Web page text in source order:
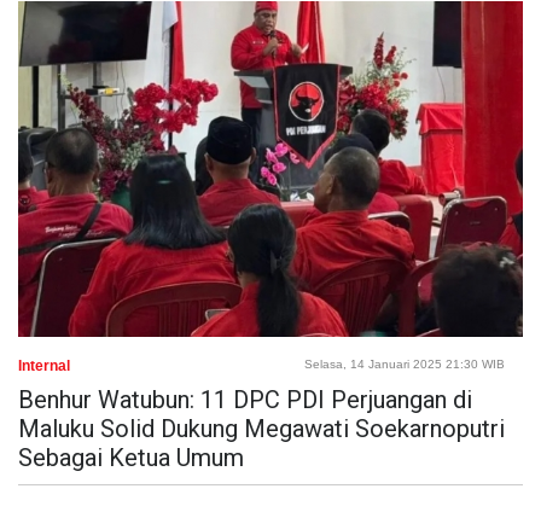
Internal Selasa, 14 Januari 2025 21:30 WIB
Benhur Watubun: 11 DPC PDI Perjuangan di
Maluku Solid Dukung Megawati Soekarnoputri
Sebagai Ketua Umum